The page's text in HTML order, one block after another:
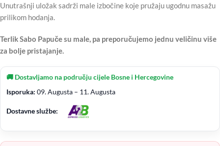
Unutrašnji uložak sadrži male izbočine koje pružaju ugodnu masažu
prilikom hodanja.
Terlik Sabo Papuče su male, pa preporučujemo jednu veličinu više
za bolje pristajanje.
🚚 Dostavljamo na području cijele Bosne i Hercegovine
Isporuka: 09. Augusta – 11. Augusta
Dostavne službe: